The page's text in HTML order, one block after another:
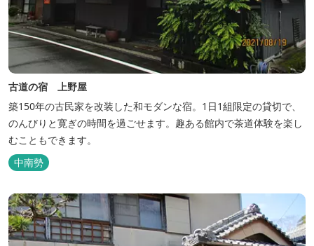
古道の宿 上野屋
築150年の古民家を改装した和モダンな宿。1日1組限定の貸切で、
のんびりと寛ぎの時間を過ごせます。趣ある館内で茶道体験を楽し
むこともできます。
中南勢